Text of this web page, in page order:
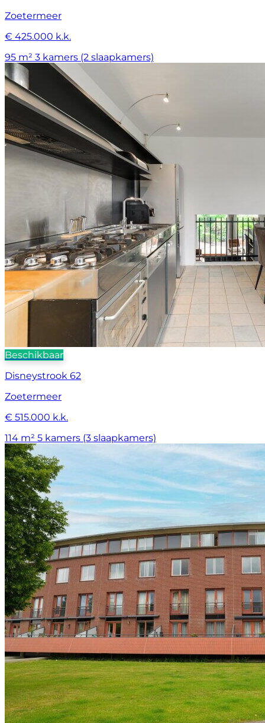
Zoetermeer
€ 425.000 k.k.
95 m² 3 kamers (2 slaapkamers)
Beschikbaar
Disneystrook 62
Zoetermeer
€ 515.000 k.k.
114 m² 5 kamers (3 slaapkamers)